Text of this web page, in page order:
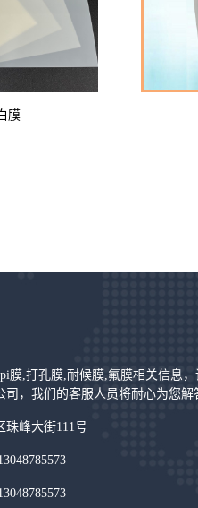
膜
膜,打孔膜,耐候膜,氟膜相关信息
司，我们的客服人员将耐心为您解
珠峰大街111号